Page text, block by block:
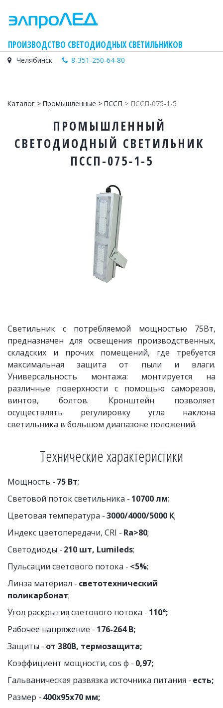
    ПРОИЗВОДСТВО СВЕТОДИОДНЫХ СВЕТИЛЬНИКОВ
Челябинск 8-351-250-64-80
Каталог > Промышленные > ПССП > ПССП-075-1-5
ПРОМЫШЛЕННЫЙ
СВЕТОДИОДНЫЙ СВЕТИЛЬНИК
ПССП-075-1-5
Светильник с потребляемой мощностью 75Вт,
предназначен для освещения производственных,
складских и прочих помещений, где требуется
максимальная защита от пыли и влаги.
Универсальность монтажа: монтируется на
различные поверхности с помощью саморезов,
винтов, болтов. Кронштейн позволяет
осуществлять регулировку угла наклона
светильника в большом диапазоне положений.
Технические характеристики
Мощность - 75 Вт;
Световой поток светильника - 10700 лм;
Цветовая температура - 3000/4000/5000 К;
Индекс цветопередачи, CRI - Ra>80;
Светодиоды - 210 шт, Lumileds;
Пульсации светового потока - <5%;
Линза материал - светотехнический
поликарбонат;
Угол раскрытия светового потока - 110°;
Рабочее напряжение - 176-264 В;
Защиты - от 380В, термозащита;
Коэффициент мощности, cos ф - 0,97;
Гальваническая развязка источника питания - есть;
Размер - 400х95х70 мм;